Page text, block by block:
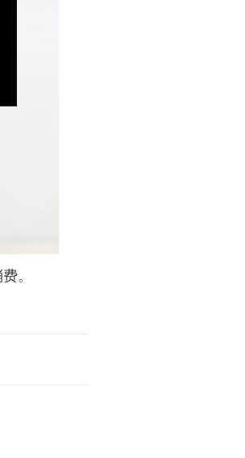
。